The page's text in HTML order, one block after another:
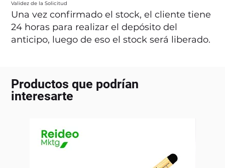
Validez de la Solicitud
Una vez confirmado el stock, el cliente tiene
24 horas para realizar el depósito del
anticipo, luego de eso el stock será liberado.
Productos que podrían
interesarte